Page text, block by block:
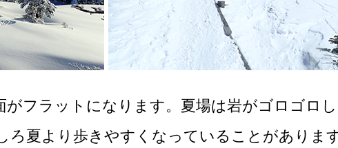
がフラットになります。夏場は岩がゴロゴロ
ろ夏より歩きやすくなっていることがあります